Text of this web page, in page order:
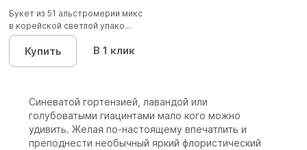
Букет из 51 альстромерии микс
в корейской светлой упако...
Купить В 1 клик
Синеватой гортензией, лавандой или
голубоватыми гиацинтами мало кого можно
удивить. Желая по-настоящему впечатлить и
преподнести необычный яркий флористический